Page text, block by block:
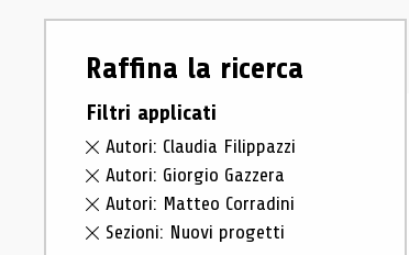
Raffina la ricerca
Filtri applicati
Autori: Claudia Filippazzi
Autori: Giorgio Gazzera
Autori: Matteo Corradini
Sezioni: Nuovi progetti